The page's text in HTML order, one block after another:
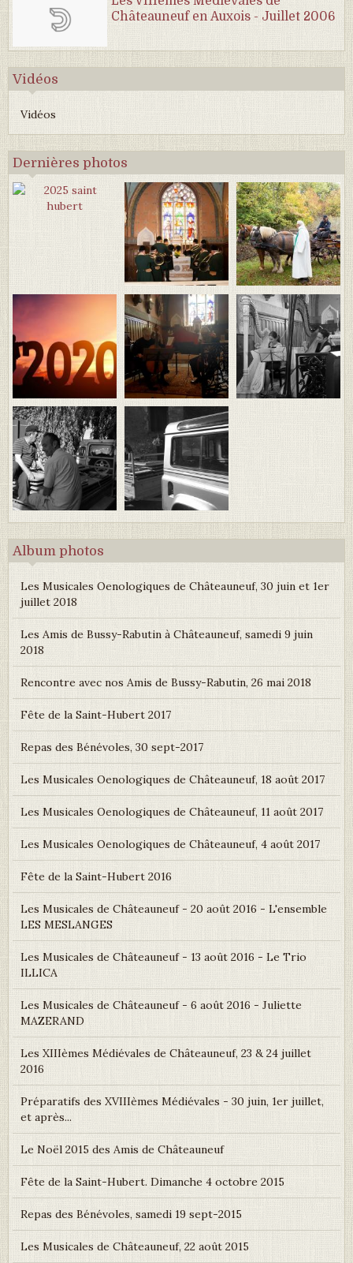
Châteauneuf en Auxois - Juillet 2006
Vidéos
Vidéos
Dernières photos
Album photos
Les Musicales Oenologiques de Châteauneuf, 30 juin et 1er
juillet 2018
Les Amis de Bussy-Rabutin à Châteauneuf, samedi 9 juin
2018
Rencontre avec nos Amis de Bussy-Rabutin, 26 mai 2018
Fête de la Saint-Hubert 2017
Repas des Bénévoles, 30 sept-2017
Les Musicales Oenologiques de Châteauneuf, 18 août 2017
Les Musicales Oenologiques de Châteauneuf, 11 août 2017
Les Musicales Oenologiques de Châteauneuf, 4 août 2017
Fête de la Saint-Hubert 2016
Les Musicales de Châteauneuf - 20 août 2016 - L'ensemble
LES MESLANGES
Les Musicales de Châteauneuf - 13 août 2016 - Le Trio
ILLICA
Les Musicales de Châteauneuf - 6 août 2016 - Juliette
MAZERAND
Les XIIIèmes Médiévales de Châteauneuf, 23 & 24 juillet
2016
Préparatifs des XVIIIèmes Médiévales - 30 juin, 1er juillet,
et après...
Le Noël 2015 des Amis de Châteauneuf
Fête de la Saint-Hubert. Dimanche 4 octobre 2015
Repas des Bénévoles, samedi 19 sept-2015
Les Musicales de Châteauneuf, 22 août 2015